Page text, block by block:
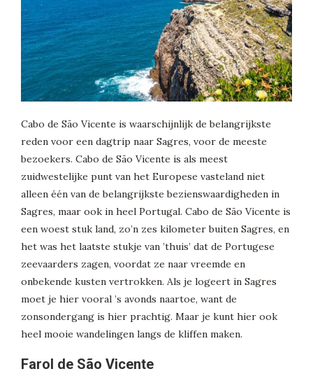
Cabo de São Vicente is waarschijnlijk de belangrijkste
reden voor een dagtrip naar Sagres, voor de meeste
bezoekers. Cabo de São Vicente is als meest
zuidwestelijke punt van het Europese vasteland niet
alleen één van de belangrijkste bezienswaardigheden in
Sagres, maar ook in heel Portugal. Cabo de São Vicente is
een woest stuk land, zo’n zes kilometer buiten Sagres, en
het was het laatste stukje van ’thuis’ dat de Portugese
zeevaarders zagen, voordat ze naar vreemde en
onbekende kusten vertrokken. Als je logeert in Sagres
moet je hier vooral ’s avonds naartoe, want de
zonsondergang is hier prachtig. Maar je kunt hier ook
heel mooie wandelingen langs de kliffen maken.
Farol de São Vicente